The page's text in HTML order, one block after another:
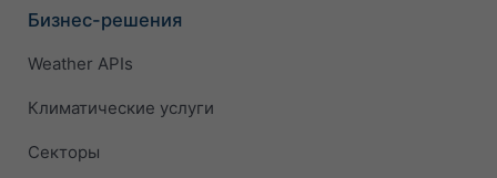
Бизнес-решения
Weather APIs
Климатические услуги
Секторы